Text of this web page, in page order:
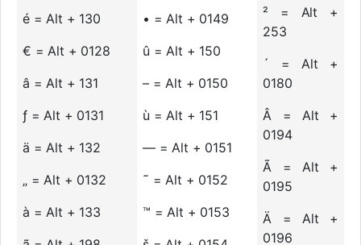
é = Alt + 130
€ = Alt + 0128
â = Alt + 131
ƒ = Alt + 0131
ä = Alt + 132
„ = Alt + 0132
à = Alt + 133
• = Alt + 0149
û = Alt + 150
– = Alt + 0150
ù = Alt + 151
— = Alt + 0151
˜ = Alt + 0152
™ = Alt + 0153
² = Alt +
253
´ = Alt +
0180
Â = Alt +
0194
Ã = Alt +
0195
Ä = Alt +
0196